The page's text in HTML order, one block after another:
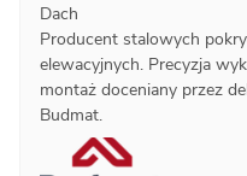
Dach
Producent stalowych
elewacyjnych. Precyzja
montaż doceniany przez
Budmat.